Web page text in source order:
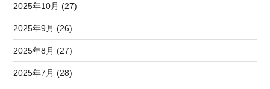
2025年10月 (27)
2025年9月 (26)
2025年8月 (27)
2025年7月 (28)